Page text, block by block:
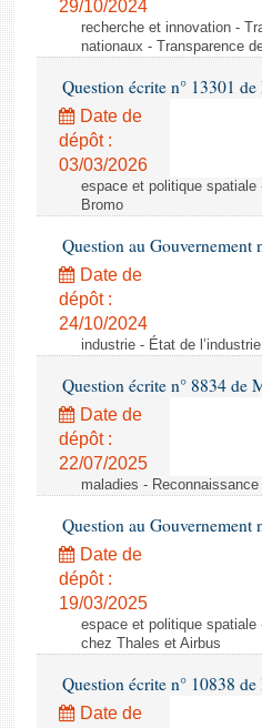
29/10/2024
recherche et innovation -
nationaux - Transparence
Question écrite n° 13301
Date de
dépôt :
03/03/2026
espace et politique spatiale
Bromo
Question au
Date de
dépôt :
24/10/2024
industrie - État de
Question écrite n° 8834 de
Date de
dépôt :
22/07/2025
maladies -
Question au Gouvernement
Date de
dépôt :
19/03/2025
espace et politique
chez Thales et Airbus
Question écrite n° 10838
Date de